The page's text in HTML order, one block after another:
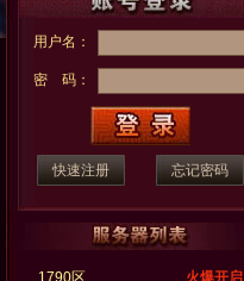
用户名：
密 码：
快速注册 忘记密码
火爆开启
1790区